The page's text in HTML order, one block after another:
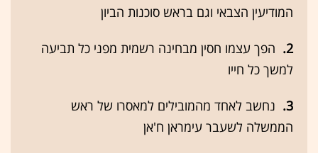
המודיעין הצבאי וגם בראש סוכנות הביון
2.
הפך עצמו חסין מבחינה רשמית מפני כל תביעה
למשך כל חייו
3.
נחשב לאחד מהמובילים למאסרו של ראש
הממשלה לשעבר עימראן ח'אן